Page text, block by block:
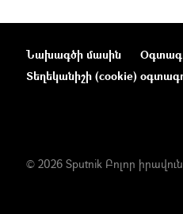
Նախագծի մասին
Տեղեկանիշի (cookie)
© 2026 Sputnik Բոլոր